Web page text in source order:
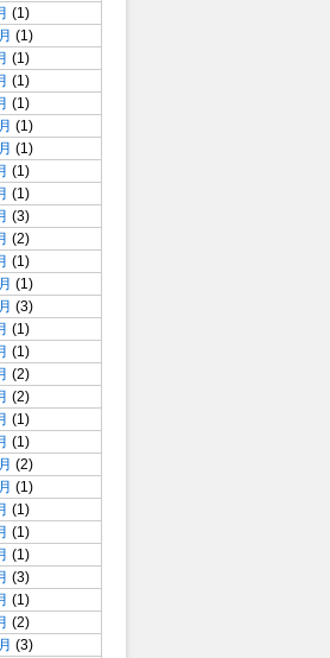
(1)
(1)
(1)
(1)
(1)
(1)
(1)
(1)
(1)
(3)
(2)
(1)
(1)
(3)
(1)
(1)
(2)
(2)
(1)
(1)
(2)
(1)
(1)
(1)
(1)
(3)
(1)
(2)
(3)